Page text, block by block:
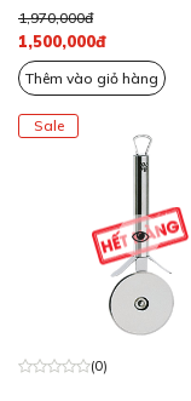
1,970,000đ
1,500,000đ
Thêm vào giỏ hàng
Sale
(0)